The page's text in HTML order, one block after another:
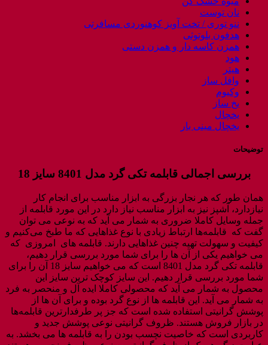
نان توست
ننو توری / تخت آویز کوهنوردی مسافرتی
هدفون بلوتوثی
همزن کاسه دار و همزن دستی
هود
هیتر
وافل ساز
وکیوم
یخ ساز
یخچال
یخچال مینی بار
توضیحات
بررسی‌ اجمالی قابلمه تکی گرد مدل 8401 سایز 18
همان طور که هر نجار بزرگی به ابزار مناسب برای انجام کار
نیازدارد، آشپز نیز به ابزار مناسب نیاز دارد در این مورد قابلمه از
جمله وسایل کاملا ضروری به شمار می آید که به نوعی می توان
گفت که قابلمه‌ها ارتباط زیادی با نوع غذاهایی که ما طبخ می‌کنیم و
کیفیت و سهولت تهیه چنین غذاهایی دارند. قابلمه های امروزی که
می خواهیم یکی از آن ها را برای شما مورد بررسی قرار دهیم،
قابلمه تکی گرد مدل 8401 است که می خواهیم سایز 18 آن را برای
شما مورد بررسی قرار دهیم. این سایز کوچک ترین سایز این
محصول به شمار می آید که محصولی کاملا ایده آل و منحصر به فرد
به شمار می آید. این قابلمه ها از نوع گرد بوده و برای آن ها از
پوشش گرانیتی استفاده شده است که جز پر طرفدارترین قابلمه‌ها
در بازار فروش هستند. ظروف گرانیتی نوعی پوشش جدید و
کاربردی است که خاصیت نچسب بودن را به قابلمه ها می بخشد. به